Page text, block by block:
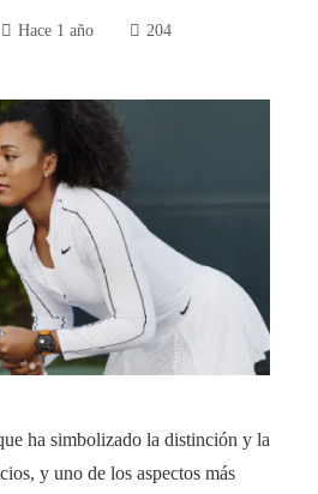
Hace 1 año 204
ha simbolizado la distinción y la
y uno de los aspectos más